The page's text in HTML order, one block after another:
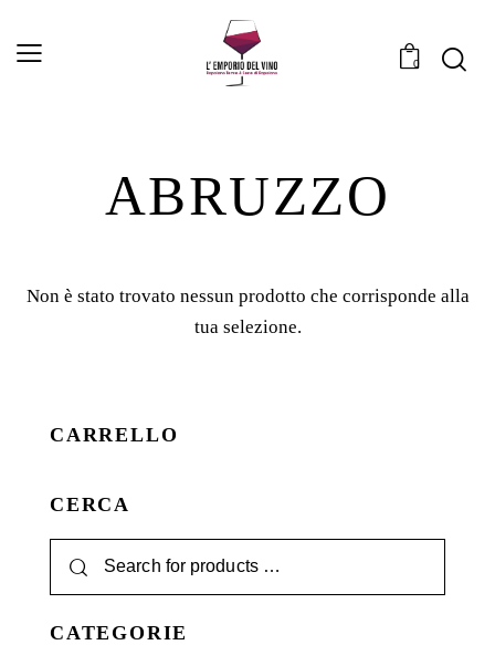
0
ABRUZZO
Non è stato trovato nessun prodotto che corrisponde alla
tua selezione.
CARRELLO
CERCA
CATEGORIE